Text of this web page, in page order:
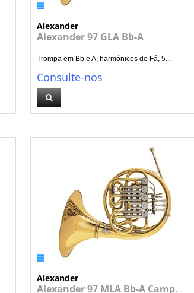
Alexander
Alexander 97 GLA Bb-A
Trompa em Bb e A, harmónicos de Fá, 5...
Consulte-nos
Alexander
Alexander 97 MLA Bb-A Camp.